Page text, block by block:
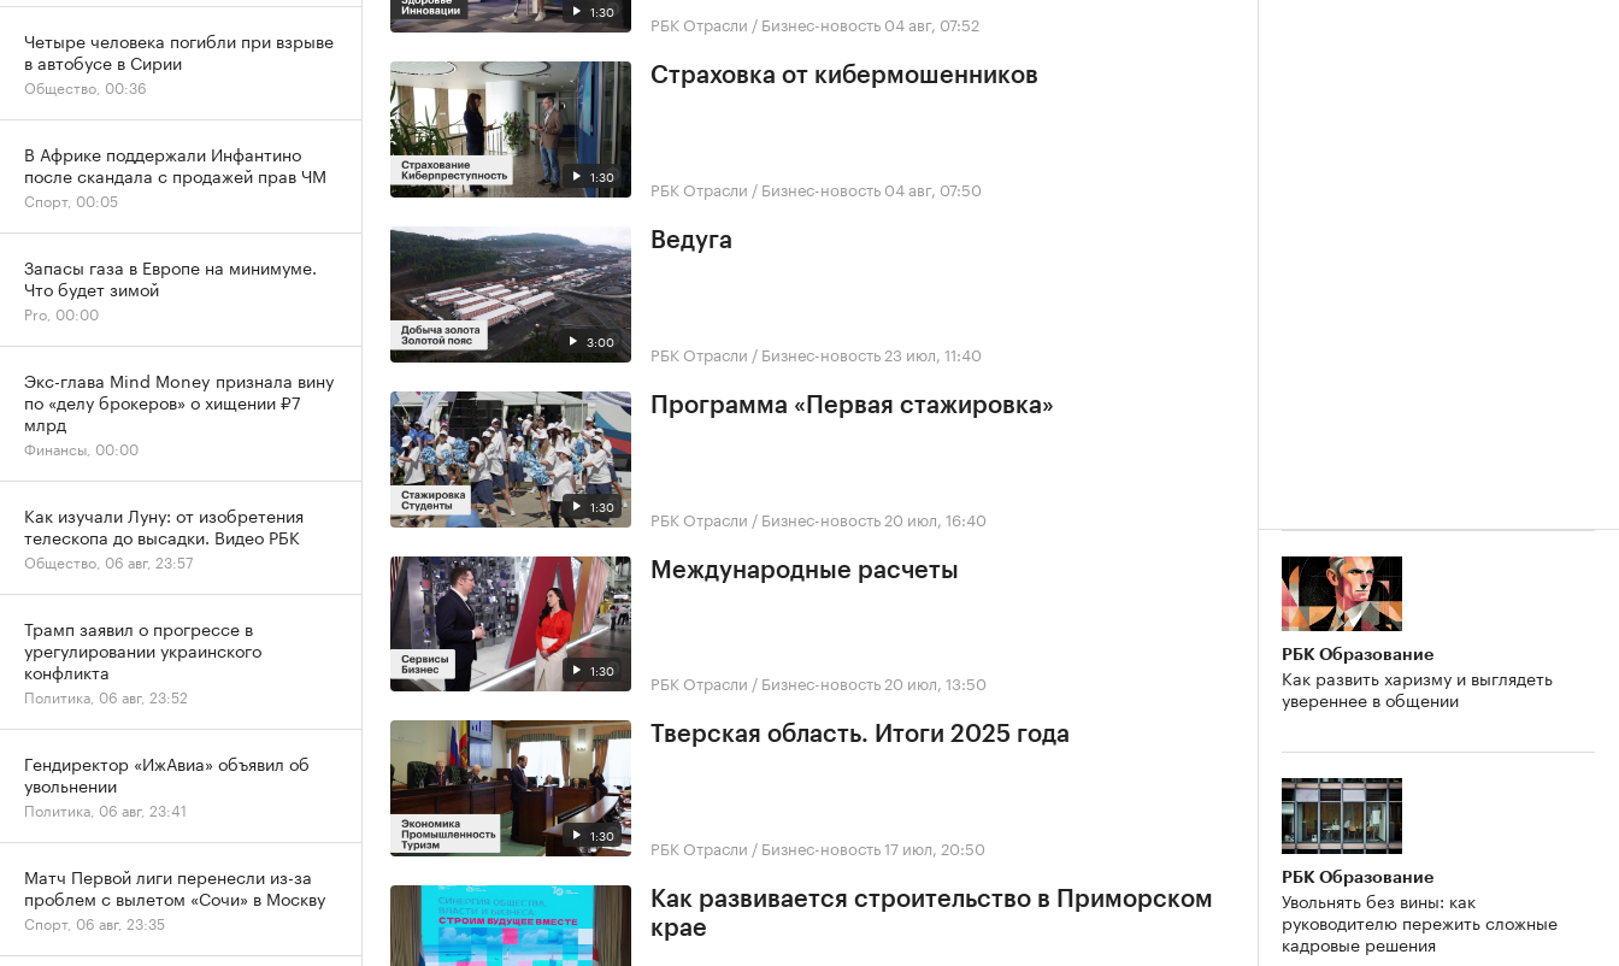
1:30 РБК Отрасли / Бизнес-новость 04 авг, 07:52
1:30
Страховка от кибермошенников
РБК Отрасли / Бизнес-новость 04 авг, 07:50
3:00
Ведуга
РБК Отрасли / Бизнес-новость 23 июл, 11:40
1:30
Программа «Первая стажировка»
РБК Отрасли / Бизнес-новость 20 июл, 16:40
1:30
Международные расчеты
РБК Отрасли / Бизнес-новость 20 июл, 13:50
1:30
Тверская область. Итоги 2025 года
РБК Отрасли / Бизнес-новость17 июл, 20:50
Как развивается строительство в Приморском
крае
РБК Образование
Как развить харизму и выглядеть
увереннее в общении
РБК Образование
Увольнять без вины: как
руководителю пережить сложные
кадровые решения
Четыре человека погибли при взрыве
в автобусе в Сирии
Общество, 00:36
В Африке поддержали Инфантино
после скандала с продажей прав ЧМ
Спорт, 00:05
Запасы газа в Европе на минимуме.
Что будет зимой
Pro, 00:00
Экс-глава Mind Money признала вину
по «делу брокеров» о хищении ₽7
млрд
Финансы, 00:00
Как изучали Луну: от изобретения
телескопа до высадки. Видео РБК
Общество, 06 авг, 23:57
Трамп заявил о прогрессе в
урегулировании украинского
конфликта
Политика, 06 авг, 23:52
Гендиректор «ИжАвиа» объявил об
увольнении
Политика, 06 авг, 23:41
Матч Первой лиги перенесли из-за
проблем с вылетом «Сочи» в Москву
Спорт, 06 авг, 23:35